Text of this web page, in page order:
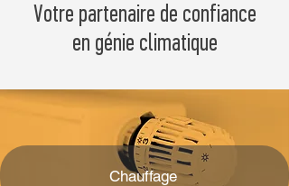
Votre partenaire de confiance
en génie climatique
Chauffage